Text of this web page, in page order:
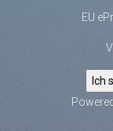
EU
Ich